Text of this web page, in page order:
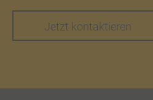
Jetzt kontaktieren